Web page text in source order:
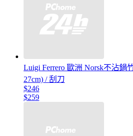
Luigi Ferrero 歐洲 Norsk不沾鍋
27cm) / 刮刀
$246
$259